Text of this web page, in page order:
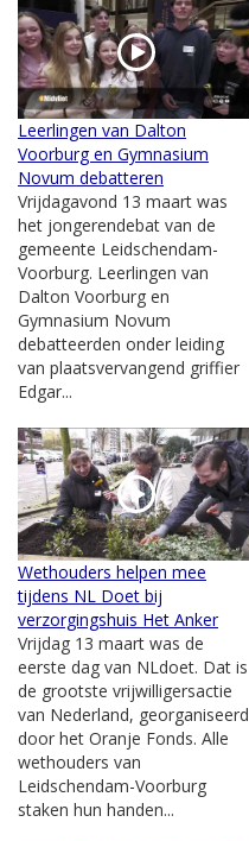
Leerlingen van Dalton
Voorburg en Gymnasium
Novum debatteren
Vrijdagavond 13 maart was
het jongerendebat van de
gemeente Leidschendam-
Voorburg. Leerlingen van
Dalton Voorburg en
Gymnasium Novum
debatteerden onder leiding
van plaatsvervangend griffier
Edgar...
Wethouders helpen mee
tijdens NL Doet bij
verzorgingshuis Het Anker
Vrijdag 13 maart was de
eerste dag van NLdoet. Dat is
de grootste vrijwilligersactie
van Nederland, georganiseerd
door het Oranje Fonds. Alle
wethouders van
Leidschendam-Voorburg
staken hun handen...